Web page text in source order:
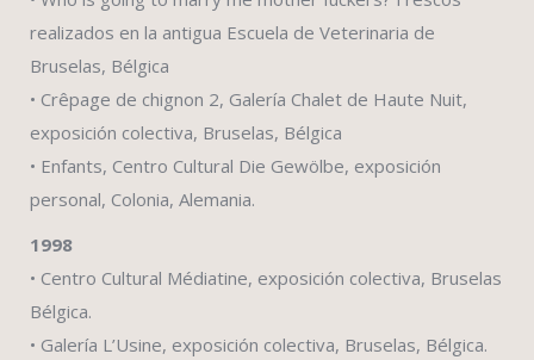
realizados en la antigua Escuela de Veterinaria de
Bruselas, Bélgica
• Crêpage de chignon 2, Galería Chalet de Haute Nuit,
exposición colectiva, Bruselas, Bélgica
• Enfants, Centro Cultural Die Gewölbe, exposición
personal, Colonia, Alemania.
1998
• Centro Cultural Médiatine, exposición colectiva, Bruselas
Bélgica.
• Galería L’Usine, exposición colectiva, Bruselas, Bélgica.